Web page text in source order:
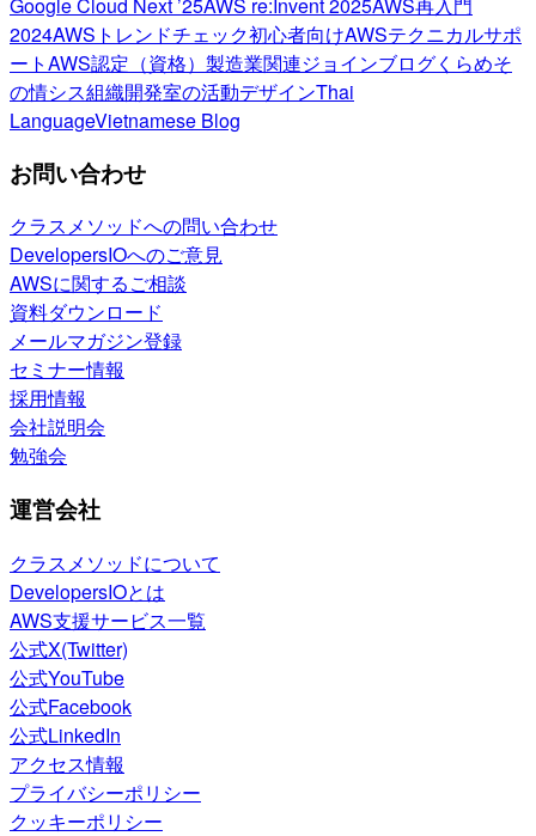
2024AWSトレンドチェック初心者向けAWSテクニカルサポ
ートAWS認定（資格） 製造業関連ジョインブログくらめそ
の情シス組織開発室の活動デザインThai
LanguageVietnamese Blog
お問い合わせ
クラスメソッドへの問い合わせ
DevelopersIOへのご意見
AWSに関するご相談
資料ダウンロード
メールマガジン登録
セミナー情報
採用情報
会社説明会
勉強会
運営会社
クラスメソッドについて
DevelopersIOとは
AWS支援サービス一覧
公式X(Twitter)
公式YouTube
公式Facebook
公式LinkedIn
アクセス情報
プライバシーポリシー
クッキーポリシー